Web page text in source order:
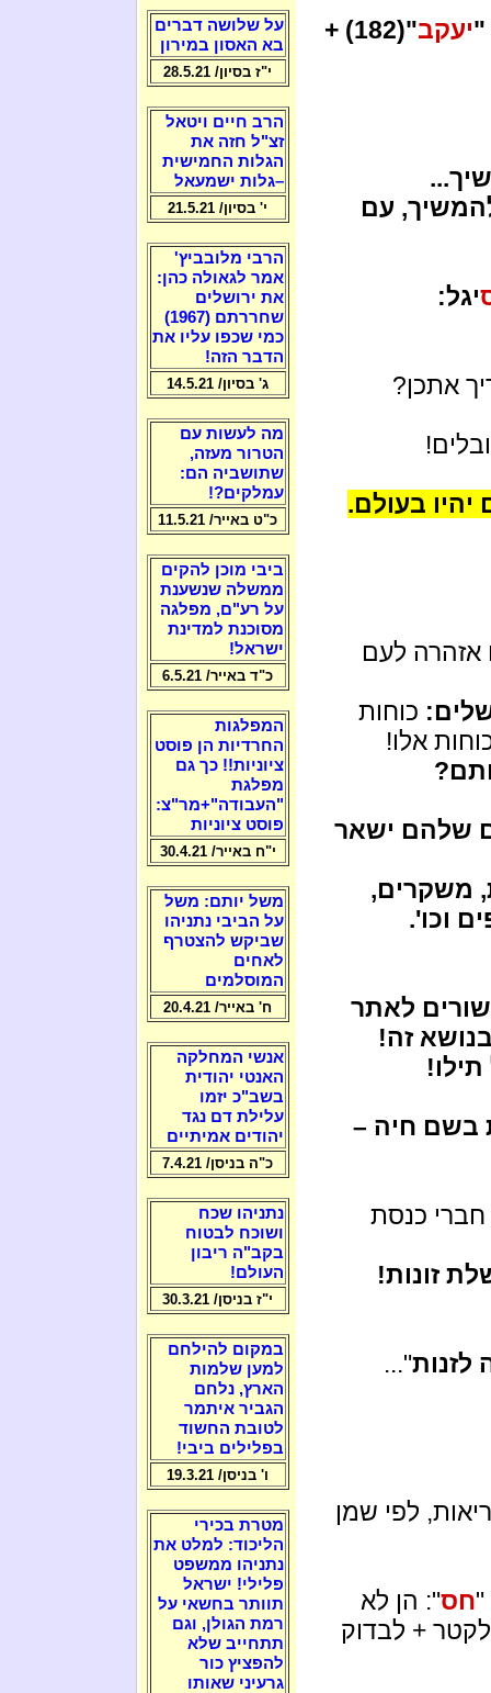
יעקב "(182) +
עם
יגל:
אתכן?
בעולם.
אזהרה לעם
כוחות
אלו!
שלהם ישאר
משקרים,
וכו'.
לאתר
זה!
בשם חיה –
חברי כנסת
זונות!
לזנות"...
לפי שמן
"חס": הן לא
+ לבדוק
על שלושה דברים
בא האסון במירון
י"ז בסיון/ 28.5.21
הרב חיים ויטאל
זצ"ל חזה את
הגלות החמישית
–גלות ישמעאל
י' בסיון/ 21.5.21
הרבי מלובביץ'
אמר לגאולה כהן:
את ירושלים
שחררתם (1967)
כמי שכפו עליו את
הדבר הזה!
ג' בסיון/ 14.5.21
מה לעשות עם
הטרור מעזה,
שתושביה הם:
עמלקים?!
כ"ט באייר/ 11.5.21
ביבי מוכן להקים
ממשלה שנשענת
על רע"ם, מפלגה
מסוכנת למדינת
ישראל!
כ"ד באייר/ 6.5.21
המפלגות
החרדיות הן פוסט
ציוניות!! כך גם
מפלגת
"העבודה"+מר"צ:
פוסט ציוניות
י"ח באייר/ 30.4.21
משל יותם: משל
על הביבי נתניהו
שביקש להצטרף
לאחים
המוסלמים
ח' באייר/ 20.4.21
אנשי המחלקה
האנטי יהודית
בשב"כ יזמו
עלילת דם נגד
יהודים אמיתיים
כ"ה בניסן/ 7.4.21
נתניהו שכח
ושוכח לבטוח
בקב"ה ריבון
העולם!
י"ז בניסן/ 30.3.21
במקום להילחם
למען שלמות
הארץ, נלחם
הגביר איתמר
לטובת החשוד
בפלילים ביבי!
ו' בניסן/ 19.3.21
מטרת בכירי
הליכוד: למלט את
נתניהו ממשפט
פלילי! ישראל
תוותר בחשאי על
רמת הגולן, וגם
תתחייב שלא
להפציץ כור
גרעיני שאותו